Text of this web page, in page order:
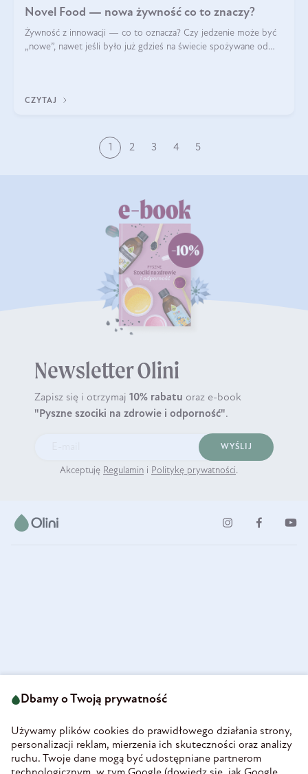
Novel Food — nowa żywność co to znaczy?
Żywność z innowacji — co to oznacza? Czy jedzenie może być
„nowe”, nawet jeśli było już gdzieś na świecie spożywane od
CZYTAJ
1 2 3 4 5
Newsletter Olini
Zapisz się i otrzymaj 10% rabatu oraz e-book
"Pyszne szociki na zdrowie i odporność".
WYŚLIJ
Akceptuję Regulamin i Politykę prywatności.
58-160 Świebodzice
REGON 890213034
INFORMACJE
Dbamy o Twoją prywatność
Używamy plików cookies do prawidłowego działania strony,
personalizacji reklam, mierzenia ich skuteczności oraz analizy
ruchu. Twoje dane mogą być udostępniane partnerom